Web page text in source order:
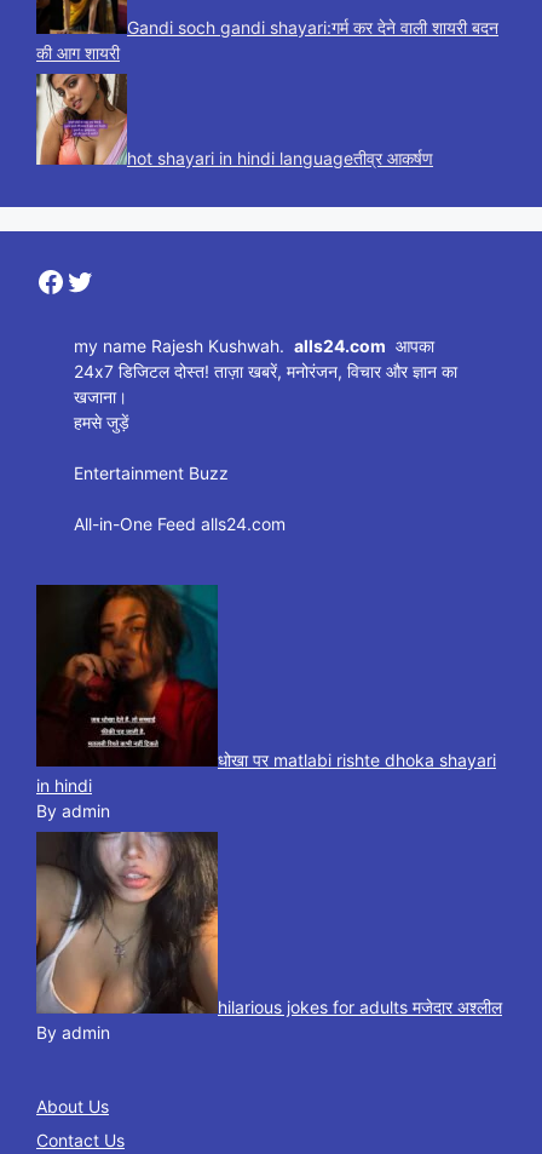
Gandi soch gandi shayari:गर्म कर देने वाली शायरी बदन
की आग शायरी
hot shayari in hindi languageतीव्र आकर्षण
Facebook
Twitter
my name Rajesh Kushwah.alls24.com आपका
24x7 डिजिटल दोस्त! ताज़ा खबरें, मनोरंजन, विचार और ज्ञान का
खजाना।
हमसे जुड़ें
Entertainment Buzz
All-in-One Feed alls24.com
धोखा पर matlabi rishte dhoka shayari
in hindi
By admin
hilarious jokes for adults मजेदार अश्लील
By admin
About Us
Contact Us